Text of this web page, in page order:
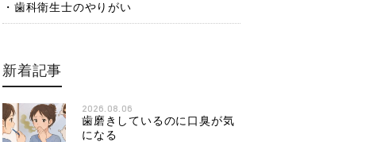
歯科衛生士のやりがい
新着記事
2026.08.06
歯磨きしているのに口臭が気
になる